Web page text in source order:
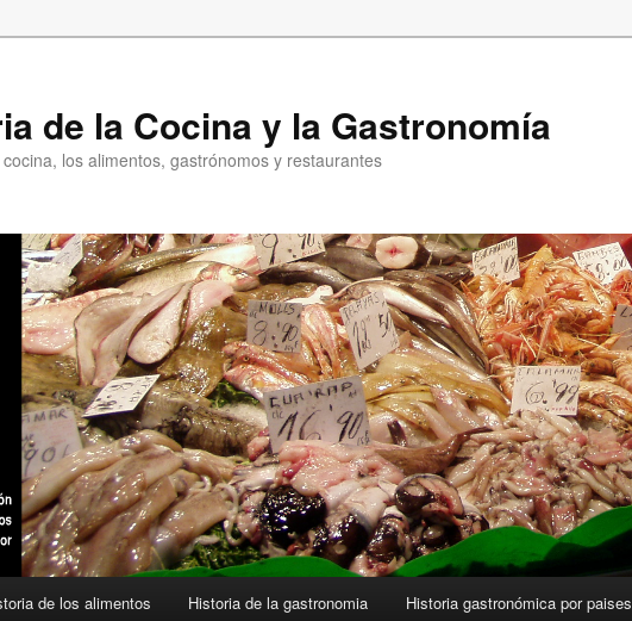
de la Cocina y la Gastronomía
los alimentos, gastrónomos y restaurantes
de los alimentos Historia de la gastronomia Historia gastronómica por paises